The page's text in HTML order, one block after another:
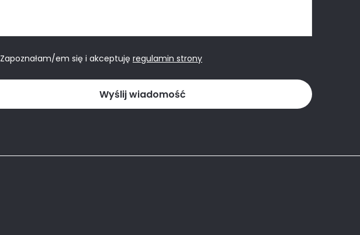
Zapoznałam/em się i akceptuję regulamin strony